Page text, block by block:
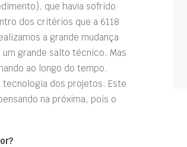
que havia sofrido
dos critérios que a 6118
a grande mudança
grande salto técnico. Mas
ao longo do tempo.
tecnologia dos projetos. Este
na próxima, pois o